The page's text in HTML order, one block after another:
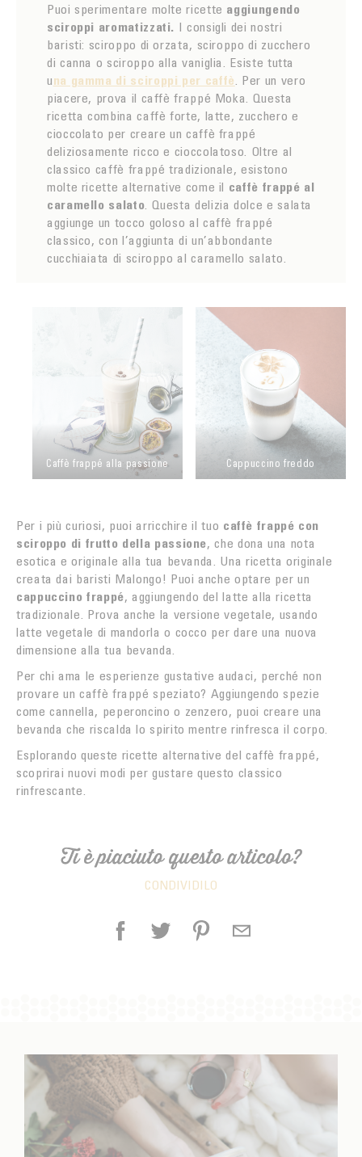
Puoi sperimentare molte ricette aggiungendo
sciroppi aromatizzati. I consigli dei nostri
baristi: sciroppo di orzata, sciroppo di zucchero
di canna o sciroppo alla vaniglia. Esiste tutta
una gamma di sciroppi per caffè. Per un vero
piacere, prova il caffè frappé Moka. Questa
ricetta combina caffè forte, latte, zucchero e
cioccolato per creare un caffè frappé
deliziosamente ricco e cioccolatoso. Oltre al
classico caffè frappé tradizionale, esistono
molte ricette alternative come il caffè frappé al
caramello salato. Questa delizia dolce e salata
aggiunge un tocco goloso al caffè frappé
classico, con l’aggiunta di un’abbondante
cucchiaiata di sciroppo al caramello salato.
Caffè frappé alla passione Cappuccino freddo
Per i più curiosi, puoi arricchire il tuo caffè frappé con
sciroppo di frutto della passione, che dona una nota
esotica e originale alla tua bevanda. Una ricetta originale
creata dai baristi Malongo! Puoi anche optare per un
cappuccino frappé, aggiungendo del latte alla ricetta
tradizionale. Prova anche la versione vegetale, usando
latte vegetale di mandorla o cocco per dare una nuova
dimensione alla tua bevanda.
Per chi ama le esperienze gustative audaci, perché non
provare un caffè frappé speziato? Aggiungendo spezie
come cannella, peperoncino o zenzero, puoi creare una
bevanda che riscalda lo spirito mentre rinfresca il corpo.
Esplorando queste ricette alternative del caffè frappé,
scoprirai nuovi modi per gustare questo classico
rinfrescante.
Ti è piaciuto questo articolo?
CONDIVIDILO